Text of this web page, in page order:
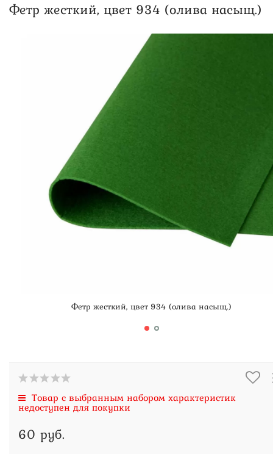
Фетр жесткий, цвет 934 (олива насыщ.)
Фетр жесткий, цвет 934 (олива насыщ.)
Товар с выбранным набором характеристик
недоступен для покупки
60 руб.